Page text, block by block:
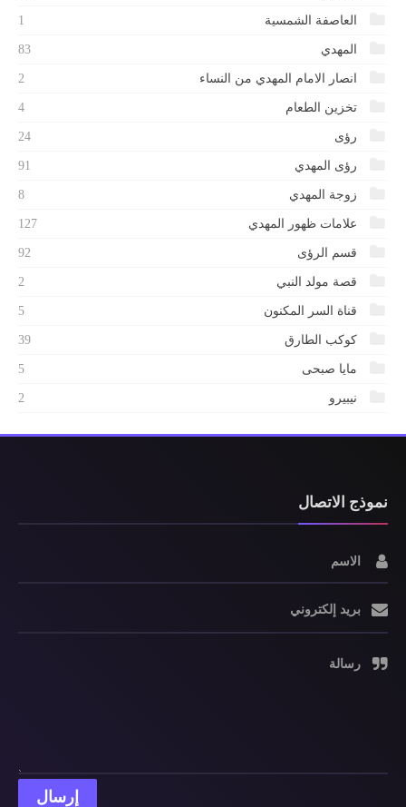
العاصفة الشمسية 1
المهدي 83
انصار الامام المهدي من النساء 2
تخزين الطعام 4
رؤى 24
رؤى المهدي 91
زوجة المهدي 8
علامات ظهور المهدي 127
قسم الرؤى 92
قصة مولد النبي 2
قناة السر المكنون 5
كوكب الطارق 39
مايا صبحى 5
نيبيرو 2
نموذج الاتصال
الاسم
بريد إلكتروني
رسالة